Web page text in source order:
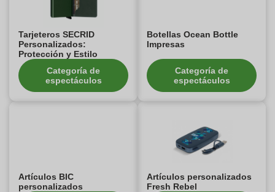
Tarjeteros SECRID
Personalizados:
Protección y Estilo
Categoría de
espectáculos
Botellas Ocean Bottle
Impresas
Categoría de
espectáculos
Artículos BIC
personalizados
Artículos personalizados
Fresh Rebel